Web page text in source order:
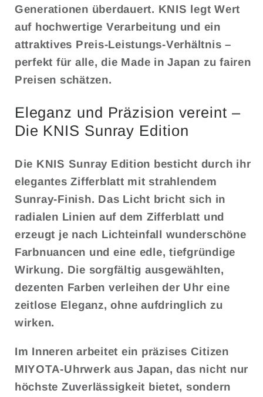
Generationen überdauert. KNIS legt Wert
auf hochwertige Verarbeitung und ein
attraktives Preis-Leistungs-Verhältnis –
perfekt für alle, die Made in Japan zu fairen
Preisen schätzen.
Eleganz und Präzision vereint –
Die KNIS Sunray Edition
Die KNIS Sunray Edition besticht durch ihr
elegantes Zifferblatt mit strahlendem
Sunray-Finish. Das Licht bricht sich in
radialen Linien auf dem Zifferblatt und
erzeugt je nach Lichteinfall wunderschöne
Farbnuancen und eine edle, tiefgründige
Wirkung. Die sorgfältig ausgewählten,
dezenten Farben verleihen der Uhr eine
zeitlose Eleganz, ohne aufdringlich zu
wirken.
Im Inneren arbeitet ein präzises Citizen
MIYOTA-Uhrwerk aus Japan, das nicht nur
höchste Zuverlässigkeit bietet, sondern